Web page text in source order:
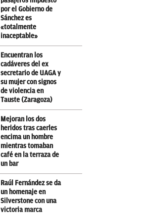
por el Gobierno de
Sánchez es
«totalmente
inaceptable»
Encuentran los
cadáveres del ex
secretario de UAGA y
su mujer con signos
de violencia en
Tauste (Zaragoza)
Mejoran los dos
heridos tras caerles
encima un hombre
mientras tomaban
café en la terraza de
un bar
Raúl Fernández se da
un homenaje en
Silverstone con una
victoria marca